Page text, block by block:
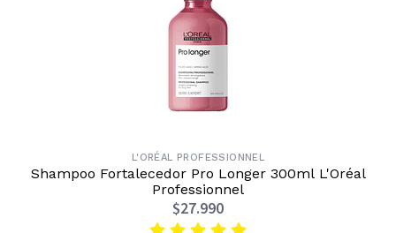
L'ORÉAL PROFESSIONNEL
Shampoo Fortalecedor Pro Longer 300ml L'Oréal
Professionnel
$27.990